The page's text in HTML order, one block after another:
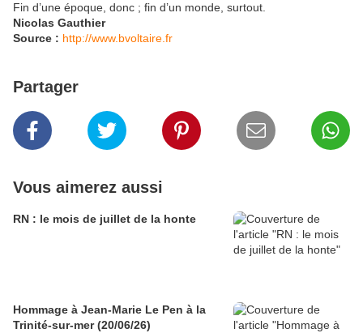
Fin d’une époque, donc ; fin d’un monde, surtout.
Nicolas Gauthier
Source : http://www.bvoltaire.fr
Partager
Vous aimerez aussi
RN : le mois de juillet de la honte
Hommage à Jean-Marie Le Pen à la
Trinité-sur-mer (20/06/26)